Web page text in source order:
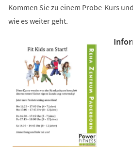
Kommen Sie zu einem Probe-Kurs
wie es weiter geht.